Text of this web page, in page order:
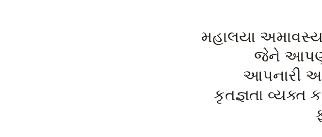
મહાલયા
જેને
આપનારી
કૃતજ્ઞતા વ્યક્ત